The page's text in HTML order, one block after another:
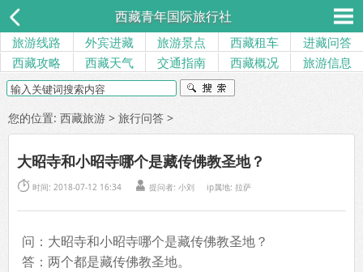
西藏青年国际旅行社
旅游线路 外宾进藏 旅游景点 西藏租车
进藏问答
西藏攻略
西藏天气 交通指南 西藏概况 旅游信息
您的位置: 西藏旅游 > 旅行问答 >
大昭寺和小昭寺哪个是藏传佛教圣地？
 时间: 2018-07-12 16:34  提问者: 小刘 ip属地: 拉萨
问：大昭寺和小昭寺哪个是藏传佛教圣地？
答：两个都是藏传佛教圣地。